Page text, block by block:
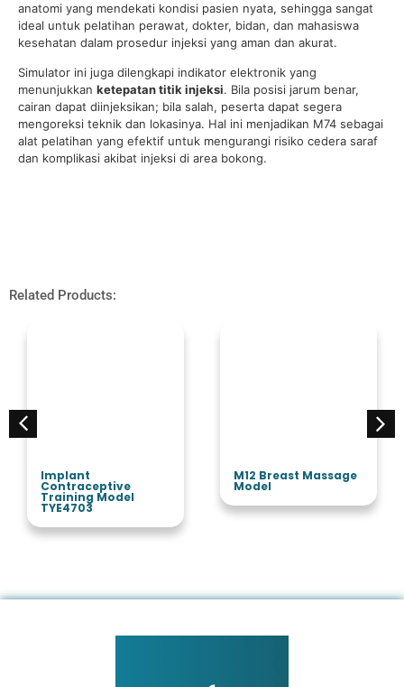
anatomi yang mendekati kondisi pasien nyata, sehingga sangat
ideal untuk pelatihan perawat, dokter, bidan, dan mahasiswa
kesehatan dalam prosedur injeksi yang aman dan akurat.
Simulator ini juga dilengkapi indikator elektronik yang
menunjukkan ketepatan titik injeksi. Bila posisi jarum benar,
cairan dapat diinjeksikan; bila salah, peserta dapat segera
mengoreksi teknik dan lokasinya. Hal ini menjadikan M74 sebagai
alat pelatihan yang efektif untuk mengurangi risiko cedera saraf
dan komplikasi akibat injeksi di area bokong.
Related Products:
Implant
Contraceptive
Training Model
TYE4703
M12 Breast Massage
Model